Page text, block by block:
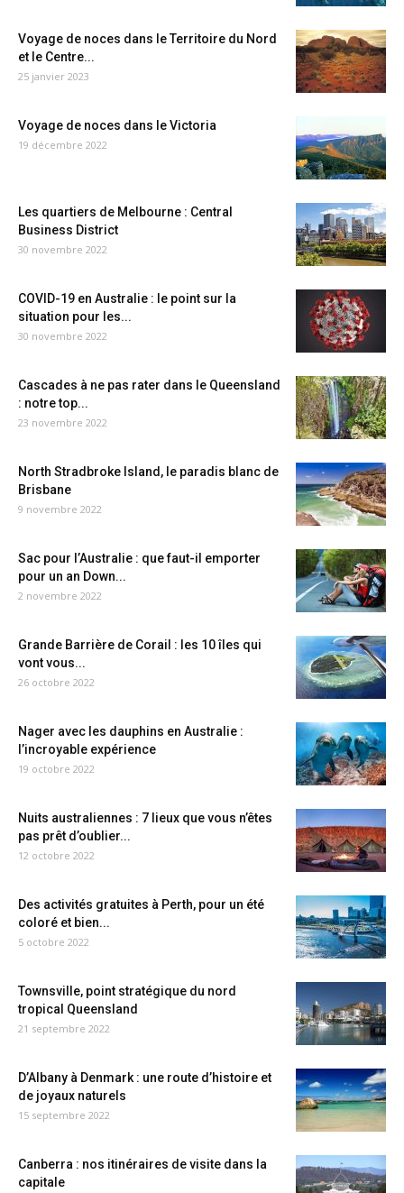
Voyage de noces dans le Territoire du Nord
et le Centre...
25 janvier 2023
Voyage de noces dans le Victoria
19 décembre 2022
Les quartiers de Melbourne : Central
Business District
30 novembre 2022
COVID-19 en Australie : le point sur la
situation pour les...
30 novembre 2022
Cascades à ne pas rater dans le Queensland
: notre top...
23 novembre 2022
North Stradbroke Island, le paradis blanc de
Brisbane
9 novembre 2022
Sac pour l’Australie : que faut-il emporter
pour un an Down...
2 novembre 2022
Grande Barrière de Corail : les 10 îles qui
vont vous...
26 octobre 2022
Nager avec les dauphins en Australie :
l’incroyable expérience
19 octobre 2022
Nuits australiennes : 7 lieux que vous n’êtes
pas prêt d’oublier...
12 octobre 2022
Des activités gratuites à Perth, pour un été
coloré et bien...
5 octobre 2022
Townsville, point stratégique du nord
tropical Queensland
21 septembre 2022
D’Albany à Denmark : une route d’histoire et
de joyaux naturels
15 septembre 2022
Canberra : nos itinéraires de visite dans la
capitale